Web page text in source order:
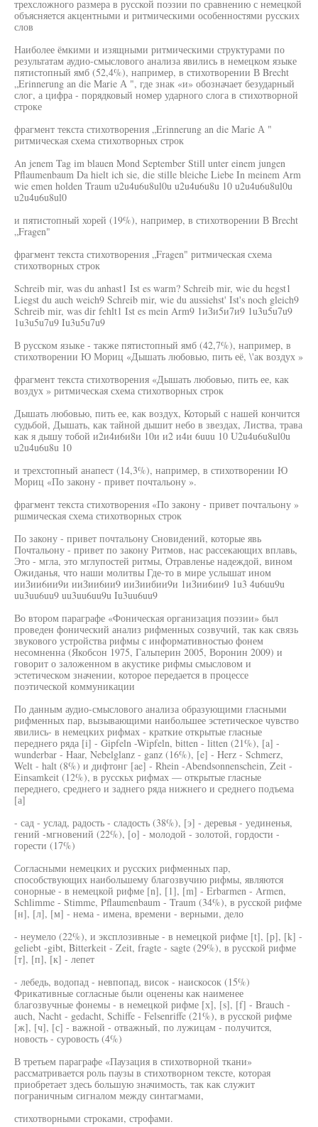
трехсложного размера в русской поэзии по сравнению с немецкой
объясняется акцентными и ритмическими особенностями русских
слов
Наиболее ёмкими и изящными ритмическими структурами по
результатам аудио-смыслового анализа явились в немецком языке
пятистопный ямб (52,4%), например, в стихотворении В Brecht
„Erinnerung an die Marie А ", где знак «и» обозначает безударный
слог, а цифра - порядковый номер ударного слога в стихотворной
строке
фрагмент текста стихотворения „Erinnerung an die Marie А "
ритмическая схема стихотворных строк
An jenem Tag im blauen Mond September Still unter einem jungen
Pflaumenbaum Da hielt ich sie, die stille bleiche Liebe In meinem Arm
wie emen holden Traum u2u4u6u8ul0u u2u4u6u8u 10 u2u4u6u8ul0u
u2u4u6u8ul0
и пятистопный хорей (19%), например, в стихотворении В Brecht
„Fragen"
фрагмент текста стихотворения „Fragen" ритмическая схема
стихотворных строк
Schreib mir, was du anhast1 Ist es warm? Schreib mir, wie du hegst1
Liegst du auch weich9 Schreib mir, wie du aussiehst' Ist's noch gleich9
Schreib mir, was dir fehlt1 Ist es mein Arm9 1иЗи5и7и9 1u3u5u7u9
1u3u5u7u9 Iu3u5u7u9
В русском языке - также пятистопный ямб (42,7%), например, в
стихотворении Ю Мориц «Дышать любовью, пить её, \'ак воздух »
фрагмент текста стихотворения «Дышать любовью, пить ее, как
воздух » ритмическая схема стихотворных строк
Дышать любовью, пить ее, как воздух, Который с нашей кончится
судьбой, Дышать, как тайной дышит небо в звездах, Листва, трава
как я дышу тобой и2и4и6и8и 10и и2 и4и 6uuu 10 U2u4u6u8ul0u
u2u4u6u8u 10
и трехстопный анапест (14,3%), например, в стихотворении Ю
Мориц «По закону - привет почтальону ».
фрагмент текста стихотворения «По закону - привет почтальону »
ршмическая схема стихотворных строк
По закону - привет почтальону Сновидений, которые явь
Почтальону - привет по закону Ритмов, нас рассекающих вплавь,
Это - мгла, это мглупостей ритмы, Отравленье надеждой, вином
Ожиданья, что наши молитвы Где-то в мире услышат ином
ииЗии6ии9и ииЗии6ии9 ииЗиибии9и 1иЗии6ии9 1u3 4u6uu9u
uu3uu6uu9 uu3uu6uu9u Iu3uu6uu9
Во втором параграфе «Фоническая организация поэзии» был
проведен фонический анализ рифменных созвучий, так как связь
звукового устройства рифмы с информативностью фонем
несомненна (Якобсон 1975, Гальперин 2005, Воронин 2009) и
говорит о заложенном в акустике рифмы смысловом и
эстетическом значении, которое передается в процессе
поэтической коммуникации
По данным аудио-смыслового анализа образующими гласными
рифменных пар, вызывающими наибольшее эстетическое чувство
явились- в немецких рифмах - краткие открытые гласные
переднего ряда [i] - Gipfeln -Wipfeln, bitten - litten (21%), [a] -
wunderbar - Haar, Nebelglanz - ganz (16%), [e] - Herz - Schmerz,
Welt - halt (8%) и дифтонг [ae] - Rhein -Abendsonnenschein, Zeit -
Einsamkeit (12%), в русскьх рифмах — открытые гласные
переднего, среднего и заднего ряда нижнего и среднего подъема
[а]
- сад - услад, радость - сладость (38%), [э] - деревья - уединенья,
гений -мгновений (22%), [о] - молодой - золотой, гордости -
горести (17%)
Согласными немецких и русских рифменных пар,
способствующих наибольшему благозвучию рифмы, являются
сонорные - в немецкой рифме [n], [1], [m] - Erbarmen - Armen,
Schlimme - Stimme, Pflaumenbaum - Traum (34%), в русской рифме
[н], [л], [м] - нема - имена, времени - верными, дело
- неумело (22%), и эксплозивные - в немецкой рифме [t], [р], [k] -
geliebt -gibt, Bitterkeit - Zeit, fragte - sagte (29%), в русской рифме
[т], [п], [к] - лепет
- лебедь, водопад - невпопад, висок - наискосок (15%)
Фрикативные согласные были оценены как наименее
благозвучные фонемы - в немецкой рифме [х], [s], [f] - Brauch -
auch, Nacht - gedacht, Schiffe - Felsenriffe (21%), в русской рифме
[ж], [ч], [с] - важной - отважный, по лужицам - получится,
новость - суровость (4%)
В третьем параграфе «Паузация в стихотворной ткани»
рассматривается роль паузы в стихотворном тексте, которая
приобретает здесь большую значимость, так как служит
пограничным сигналом между синтагмами,
стихотворными строками, строфами.